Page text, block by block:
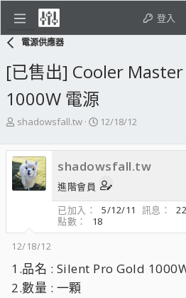
登入
電源供應器
[已售出] Cooler
1000W 電源
主
發
起
人
shadowsfall.tw
開
日
期
12/18/12
shadowsfall.tw
進階會員
已加入
5/12/11 訊息
點數
18
12/18/12
1.品名 : Silent Pro Gold
2.數量 : 一顆